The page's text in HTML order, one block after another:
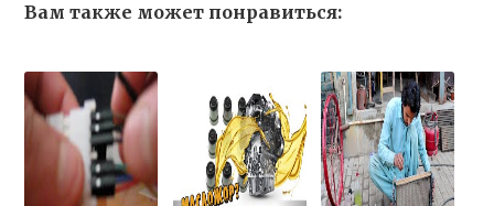
Вам также может понравиться: